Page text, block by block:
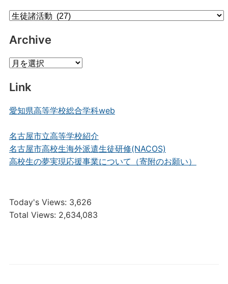
Category
Archive
Archive
Link
愛知県高等学校総合学科web
名古屋市立高等学校紹介
名古屋市高校生海外派遣生徒研修(NACOS)
高校生の夢実現応援事業について（寄附のお願い）
Today's Views: 3,626
Total Views: 2,634,083